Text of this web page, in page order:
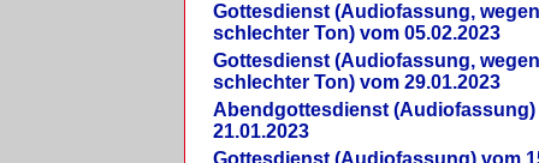
Gottesdienst (Audiofassung,
schlechter Ton) vom 05.02.2023
Gottesdienst (Audiofassung,
schlechter Ton) vom 29.01.2023
Abendgottesdienst (Audiofassung)
21.01.2023